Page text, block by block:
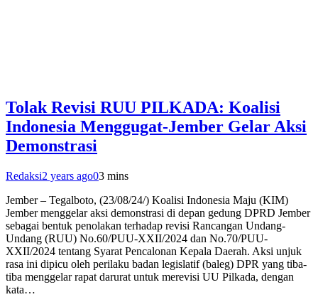
Tolak Revisi RUU PILKADA: Koalisi
Indonesia Menggugat-Jember Gelar Aksi
Demonstrasi
Redaksi2 years ago03 mins
Jember – Tegalboto, (23/08/24/) Koalisi Indonesia Maju (KIM)
Jember menggelar aksi demonstrasi di depan gedung DPRD Jember
sebagai bentuk penolakan terhadap revisi Rancangan Undang-
Undang (RUU) No.60/PUU-XXII/2024 dan No.70/PUU-
XXII/2024 tentang Syarat Pencalonan Kepala Daerah. Aksi unjuk
rasa ini dipicu oleh perilaku badan legislatif (baleg) DPR yang tiba-
tiba menggelar rapat darurat untuk merevisi UU Pilkada, dengan
kata…